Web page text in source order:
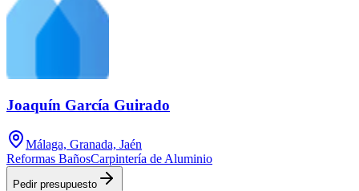
Joaquín García Guirado
Málaga, Granada, Jaén
Reformas BañosCarpintería de Aluminio
Pedir presupuesto